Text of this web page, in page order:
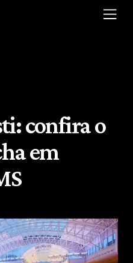
confira o
em